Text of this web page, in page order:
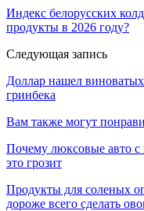
Индекс белорусских
продукты в 2026 году?
Следующая запись
Доллар нашел
гринбека
Вам также могут
Почему люксовые авто с
это грозит
Продукты для соленых
дороже всего сделать